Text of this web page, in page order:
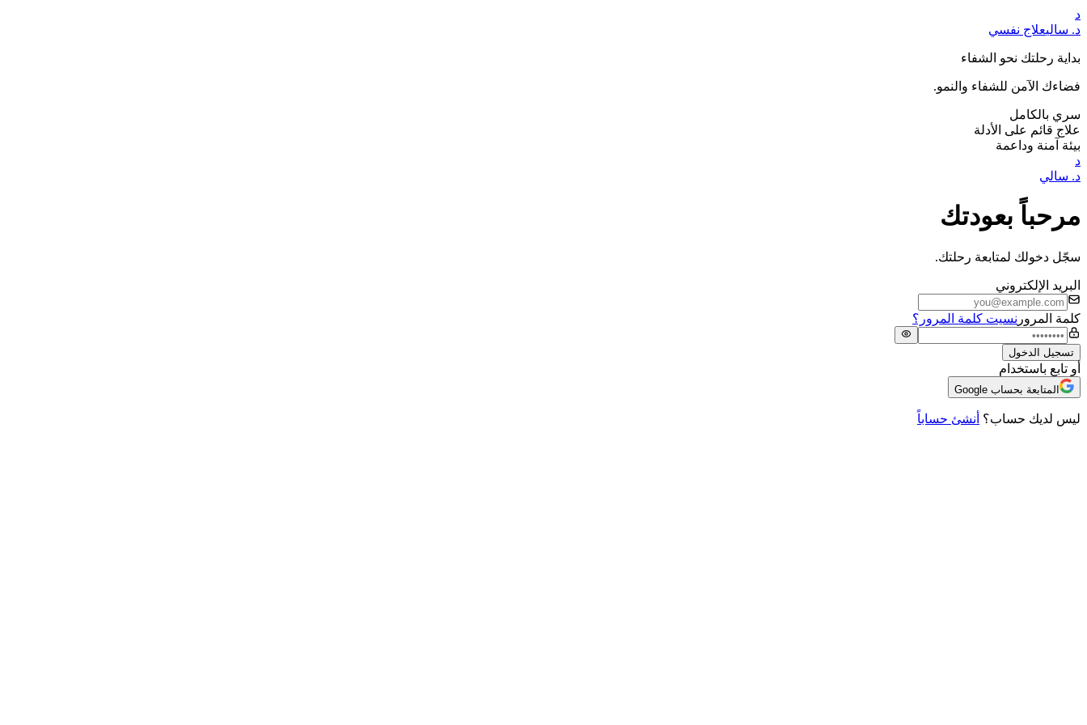
د
د. ساليعلاج نفسي
بداية رحلتك نحو الشفاء
فضاءك الآمن للشفاء والنمو.
سري بالكامل
علاج قائم على الأدلة
بيئة آمنة وداعمة
د
د. سالي
مرحباً بعودتك
سجّل دخولك لمتابعة رحلتك.
البريد الإلكتروني
كلمة المرور نسيت كلمة المرور؟
تسجيل الدخول
أو تابع باستخدام
المتابعة بحساب Google
ليس لديك حساب؟ أنشئ حساباً